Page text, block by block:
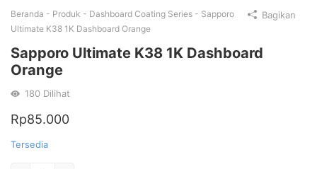
Beranda - Produk - Dashboard Coating Series - Sapporo
Ultimate K38 1K Dashboard Orange
Sapporo Ultimate K38 1K Dashboard
Orange
180 Dilihat
Rp85.000
Tersedia
Bagikan